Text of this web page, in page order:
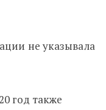
не указывала
год также